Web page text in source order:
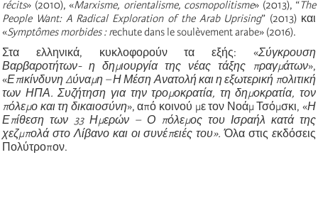
récits» (2010), «Marxisme, orientalisme, cosmopolitisme» (2013), “The
People Want: A Radical Exploration of the Arab Uprising” (2013) και
«Symptômes morbides : rechute dans le soulèvement arabe» (2016).
Στα ελληνικά, κυκλοφορούν τα εξής: «Σύγκρουση
Βαρβαροτήτων- η δημιουργία της νέας τάξης πραγμάτων»,
«Επικίνδυνη Δύναμη – Η Μέση Ανατολή και η εξωτερική πολιτική
των ΗΠΑ. Συζήτηση για την τρομοκρατία, τη δημοκρατία, τον
πόλεμο και τη δικαιοσύνη», από κοινού με τον Νοάμ Τσόμσκι, «Η
Επίθεση των 33 Ημερών – Ο πόλεμος του Ισραήλ κατά της
χεζμπολά στο Λίβανο και οι συνέπειές του».Όλα στις εκδόσεις
Πολύτροπον.